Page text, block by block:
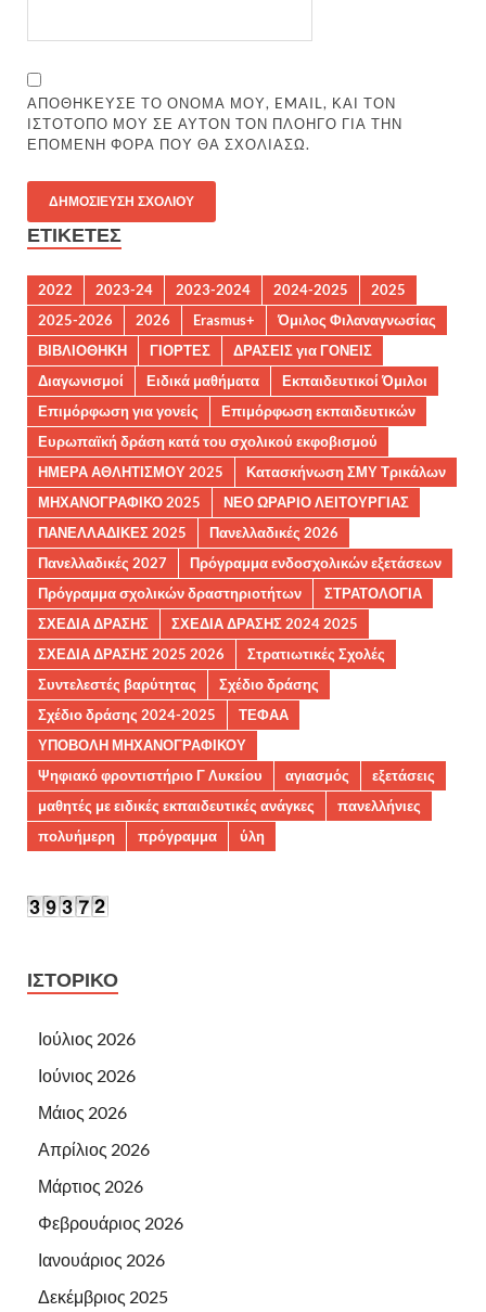
ΑΠΟΘΉΚΕΥΣΕ ΤΟ ΌΝΟΜΆ ΜΟΥ, EMAIL, ΚΑΙ ΤΟΝ
ΙΣΤΌΤΟΠΟ ΜΟΥ ΣΕ ΑΥΤΌΝ ΤΟΝ ΠΛΟΗΓΌ ΓΙΑ ΤΗΝ
ΕΠΌΜΕΝΗ ΦΟΡΆ ΠΟΥ ΘΑ ΣΧΟΛΙΆΣΩ.
ΕΤΙΚΈΤΕΣ
2022 2023-24 2023-2024 2024-2025
2025
2025-2026
2026 Erasmus+
Όμιλος Φιλαναγνωσίας
ΒΙΒΛΙΟΘΗΚΗ
ΓΙΟΡΤΕΣ
ΔΡΑΣΕΙΣ για ΓΟΝΕΙΣ
Διαγωνισμοί
Ειδικά μαθήματα
Εκπαιδευτικοί Όμιλοι
Επιμόρφωση για γονείς
Επιμόρφωση εκπαιδευτικών
Ευρωπαϊκή δράση κατά του σχολικού εκφοβισμού
ΗΜΕΡΑ ΑΘΛΗΤΙΣΜΟΥ 2025
Κατασκήνωση ΣΜΥ Τρικάλων
ΜΗΧΑΝΟΓΡΑΦΙΚΟ 2025
ΝΕΟ ΩΡΑΡΙΟ ΛΕΙΤΟΥΡΓΙΑΣ
ΠΑΝΕΛΛΑΔΙΚΕΣ 2025
Πανελλαδικές 2026
Πανελλαδικές 2027
Πρόγραμμα ενδοσχολικών εξετάσεων
Πρόγραμμα σχολικών δραστηριοτήτων
ΣΤΡΑΤΟΛΟΓΙΑ
ΣΧΕΔΙΑ ΔΡΑΣΗΣ
ΣΧΕΔΙΑ ΔΡΑΣΗΣ 2024 2025
ΣΧΕΔΙΑ ΔΡΑΣΗΣ 2025 2026
Στρατιωτικές Σχολές
Συντελεστές βαρύτητας
Σχέδιο δράσης
Σχέδιο δράσης 2024-2025
ΤΕΦΑΑ
ΥΠΟΒΟΛΗ ΜΗΧΑΝΟΓΡΑΦΙΚΟΥ
Ψηφιακό φροντιστήριο Γ Λυκείου
αγιασμός
εξετάσεις
μαθητές με ειδικές εκπαιδευτικές ανάγκες
πανελλήνιες
πολυήμερη
πρόγραμμα ύλη
ΙΣΤΟΡΙΚΌ
Ιούλιος 2026
Ιούνιος 2026
Μάιος 2026
Απρίλιος 2026
Μάρτιος 2026
Φεβρουάριος 2026
Ιανουάριος 2026
Δεκέμβριος 2025